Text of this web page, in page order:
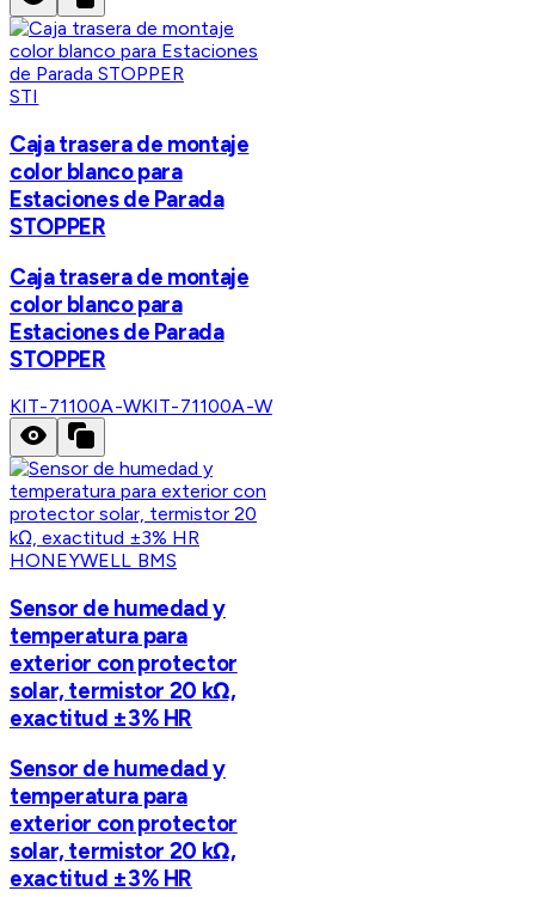
STI
Caja trasera de montaje
color blanco para
Estaciones de Parada
STOPPER
Caja trasera de montaje
color blanco para
Estaciones de Parada
STOPPER
KIT-71100A-WKIT-71100A-W
HONEYWELL BMS
Sensor de humedad y
temperatura para
exterior con protector
solar, termistor 20 kΩ,
exactitud ±3% HR
Sensor de humedad y
temperatura para
exterior con protector
solar, termistor 20 kΩ,
exactitud ±3% HR